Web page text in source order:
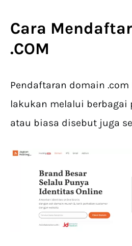
Cara
.COM
Pendaftaran domain
lakukan melalui berbagai
atau biasa disebut juga